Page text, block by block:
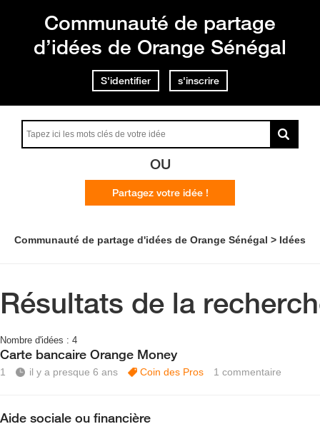
Communauté de partage
d’idées de Orange Sénégal
S'identifier s'inscrire
OU
Partagez votre idée !
Communauté de partage d'idées de Orange Sénégal Idées
Résultats de la
Nombre d'idées : 4
Carte bancaire Orange Money
1 il y a presque 6 ans Coin des Pros 1 commentaire
Aide sociale ou financière